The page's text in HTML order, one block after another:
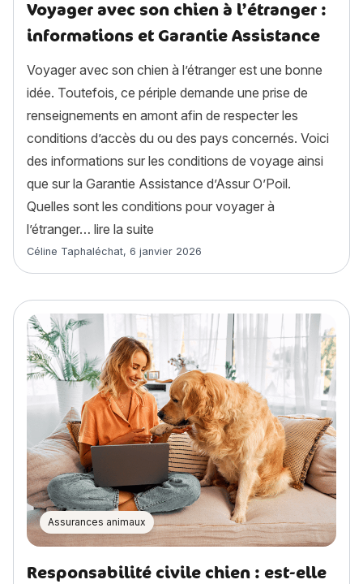
Voyager avec son chien à l’étranger :
informations et Garantie Assistance
Voyager avec son chien à l’étranger est une bonne
idée. Toutefois, ce périple demande une prise de
renseignements en amont afin de respecter les
conditions d’accès du ou des pays concernés. Voici
des informations sur les conditions de voyage ainsi
que sur la Garantie Assistance d’Assur O’Poil.
Quelles sont les conditions pour voyager à
l’étranger… lire la suite
Article rédigé par
Céline Taphaléchat, 6 janvier 2026
Assurances animaux
Responsabilité civile chien : est-elle